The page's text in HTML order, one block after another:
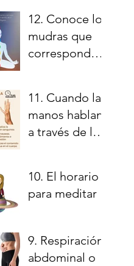
12. Conoce los
mudras que
corresponden
11. Cuando las
manos hablan
a través de la
10. El horario
para meditar
9. Respiración
abdominal o